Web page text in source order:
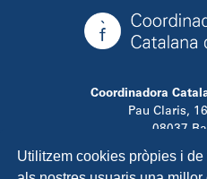
Utilitzem cookies pròpies i de
Coordinadora
Pau Claris,
08037
T. 934